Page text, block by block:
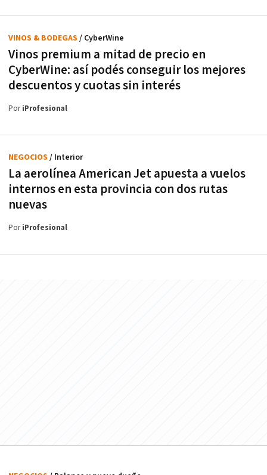
Vinos premium a mitad de precio en
CyberWine: así podés conseguir los mejores
descuentos y cuotas sin interés
VINOS & BODEGAS / CyberWine
PoriProfesional
La aerolínea American Jet apuesta a vuelos
internos en esta provincia con dos rutas
nuevas
NEGOCIOS / Interior
PoriProfesional